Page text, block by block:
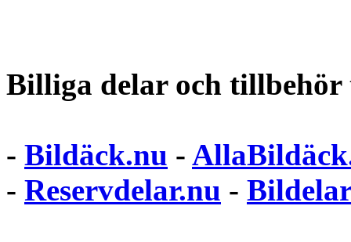
Billiga delar och
- Bildäck.nu -
- Reservdelar.nu - Bildelar